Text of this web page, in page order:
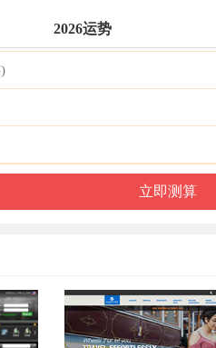
2026运势